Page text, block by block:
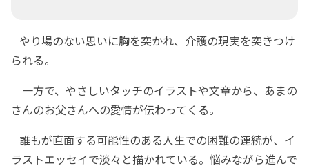
やり場のない思いに胸を突かれ、介護の現実を突きつけ
られる。
一方で、やさしいタッチのイラストや文章から、あまの
さんのお父さんへの愛情が伝わってくる。
誰もが直面する可能性のある人生での困難の連続が、イ
ラストエッセイで淡々と描かれている。悩みながら進んで